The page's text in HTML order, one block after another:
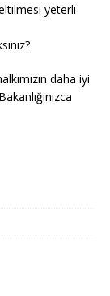
yeterli
daha iyi